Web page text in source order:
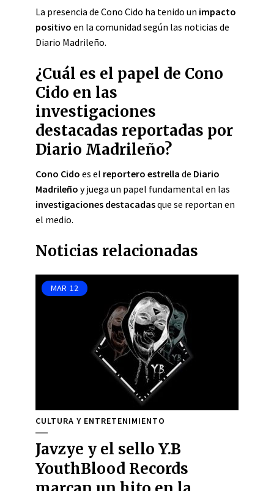
La presencia de Cono Cido ha tenido un impacto
positivo en la comunidad según las noticias de
Diario Madrileño.
¿Cuál es el papel de Cono
Cido en las
investigaciones
destacadas reportadas por
Diario Madrileño?
Cono Cido es el reportero estrella de Diario
Madrileño y juega un papel fundamental en las
investigaciones destacadasque se reportan en
el medio.
Noticias relacionadas
MAR 12
CULTURA Y ENTRETENIMIENTO
Javzye y el sello Y.B
YouthBlood Records